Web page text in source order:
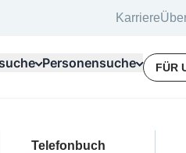
Karriere
Kategorien
Top Branchen
Personensuche
Telefonbuch
FÜR